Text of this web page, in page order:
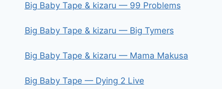
Big Baby Tape & kizaru — 99 Problems
Big Baby Tape & kizaru — Big Tymers
Big Baby Tape & kizaru — Mama Makusa
Big Baby Tape — Dying 2 Live